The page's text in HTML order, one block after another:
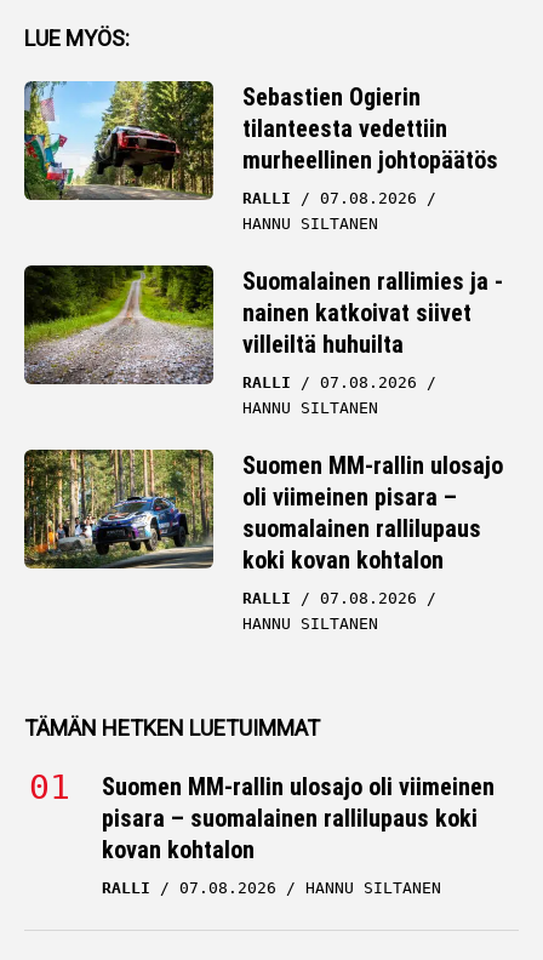
LUE MYÖS:
Sebastien Ogierin
tilanteesta vedettiin
murheellinen johtopäätös
RALLI
07.08.2026
HANNU SILTANEN
Suomalainen rallimies ja -
nainen katkoivat siivet
villeiltä huhuilta
RALLI
07.08.2026
HANNU SILTANEN
Suomen MM-rallin ulosajo
oli viimeinen pisara –
suomalainen rallilupaus
koki kovan kohtalon
RALLI
07.08.2026
HANNU SILTANEN
TÄMÄN HETKEN LUETUIMMAT
Suomen MM-rallin ulosajo oli viimeinen
pisara – suomalainen rallilupaus koki
kovan kohtalon
RALLI 07.08.2026 HANNU SILTANEN